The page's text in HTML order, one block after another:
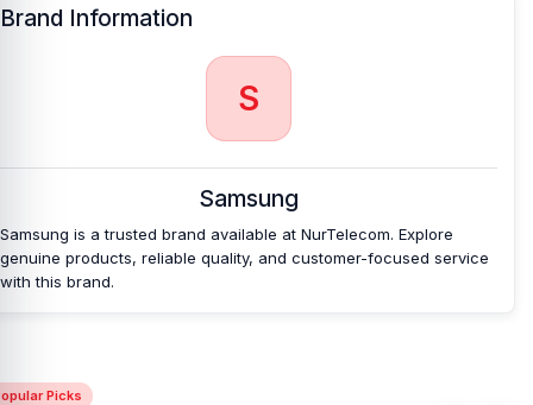
Brand Information
S
Samsung
Samsung is a trusted brand available at NurTelecom. Explore
genuine products, reliable quality, and customer-focused service
with this brand.
Picks